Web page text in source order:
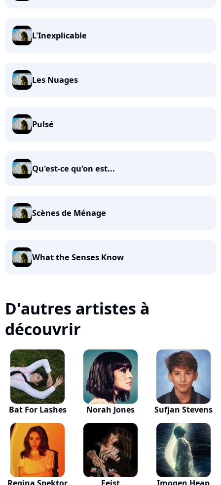
L'Inexplicable
Les Nuages
Pulsé
Qu'est-ce qu'on est...
Scènes de Ménage
What the Senses Know
D'autres artistes à
découvrir
Bat For Lashes Norah Jones Sufjan Stevens